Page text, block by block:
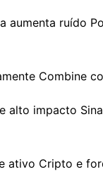
aumenta ruído
Combine
alto impacto
ativo Cripto e